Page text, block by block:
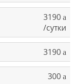
3190 a
/сутки
3190 a
300 a